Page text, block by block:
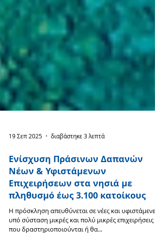
19 Σεπ 2025 διαβάστηκε 3 λεπτά
Ενίσχυση Πράσινων Δαπανών
Νέων & Υφιστάμενων
Επιχειρήσεων στα νησιά με
πληθυσμό έως 3.100 κατοίκους